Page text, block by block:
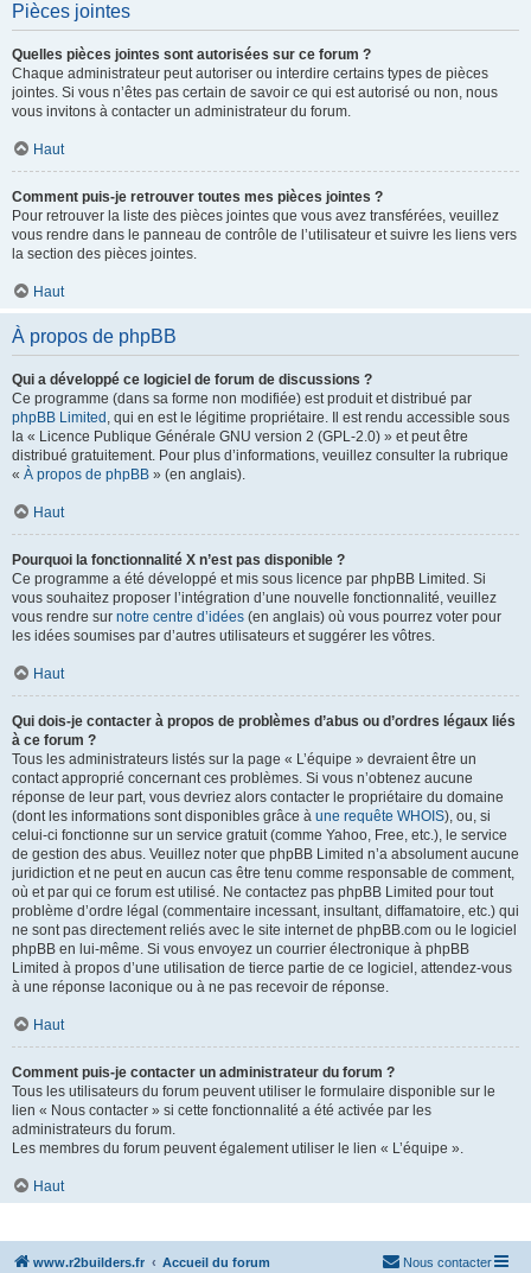
Pièces jointes
Quelles pièces jointes sont autorisées sur ce forum ?
Chaque administrateur peut autoriser ou interdire certains types de pièces
jointes. Si vous n’êtes pas certain de savoir ce qui est autorisé ou non, nous
vous invitons à contacter un administrateur du forum.
Haut
Comment puis-je retrouver toutes mes pièces jointes ?
Pour retrouver la liste des pièces jointes que vous avez transférées, veuillez
vous rendre dans le panneau de contrôle de l’utilisateur et suivre les liens vers
la section des pièces jointes.
Haut
À propos de phpBB
Qui a développé ce logiciel de forum de discussions ?
Ce programme (dans sa forme non modifiée) est produit et distribué par
phpBB Limited , qui en est le légitime propriétaire. Il est rendu accessible sous
la « Licence Publique Générale GNU version 2 (GPL-2.0) » et peut être
distribué gratuitement. Pour plus d’informations, veuillez consulter la rubrique
« À propos de phpBB » (en anglais).
Haut
Pourquoi la fonctionnalité X n’est pas disponible ?
Ce programme a été développé et mis sous licence par phpBB Limited. Si
vous souhaitez proposer l’intégration d’une nouvelle fonctionnalité, veuillez
vous rendre sur notre centre d’idées (en anglais) où vous pourrez voter pour
les idées soumises par d’autres utilisateurs et suggérer les vôtres.
Haut
Qui dois-je contacter à propos de problèmes d’abus ou d’ordres légaux liés
à ce forum ?
Tous les administrateurs listés sur la page « L’équipe » devraient être un
contact approprié concernant ces problèmes. Si vous n’obtenez aucune
réponse de leur part, vous devriez alors contacter le propriétaire du domaine
(dont les informations sont disponibles grâce à une requête WHOIS), ou, si
celui-ci fonctionne sur un service gratuit (comme Yahoo, Free, etc.), le service
de gestion des abus. Veuillez noter que phpBB Limited n’a absolument aucune
juridiction et ne peut en aucun cas être tenu comme responsable de comment,
où et par qui ce forum est utilisé. Ne contactez pas phpBB Limited pour tout
problème d’ordre légal (commentaire incessant, insultant, diffamatoire, etc.) qui
ne sont pas directement reliés avec le site internet de phpBB.com ou le logiciel
phpBB en lui-même. Si vous envoyez un courrier électronique à phpBB
Limited à propos d’une utilisation de tierce partie de ce logiciel, attendez-vous
à une réponse laconique ou à ne pas recevoir de réponse.
Haut
Comment puis-je contacter un administrateur du forum ?
Tous les utilisateurs du forum peuvent utiliser le formulaire disponible sur le
lien « Nous contacter » si cette fonctionnalité a été activée par les
administrateurs du forum.
Les membres du forum peuvent également utiliser le lien « L’équipe ».
Haut
www.r2builders.fr Accueil du forum Nous contacter